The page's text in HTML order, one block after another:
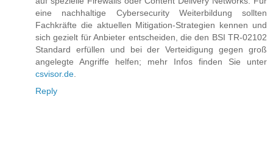
eine nachhaltige Cybersecurity Weiterbildung sollten
Fachkräfte die aktuellen Mitigation-Strategien kennen und
sich gezielt für Anbieter entscheiden, die den BSI TR-02102
Standard erfüllen und bei der Verteidigung gegen groß
angelegte Angriffe helfen; mehr Infos finden Sie unter
csvisor.de
Reply